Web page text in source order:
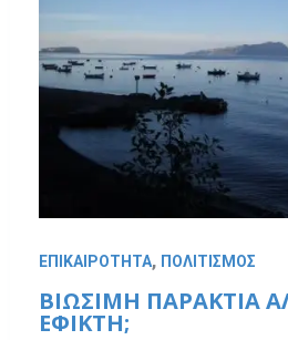
ΕΠΙΚΑΙΡΟΤΗΤΑ, ΠΟΛΙΤΙΣΜΟΣ
ΒΙΩΣΙΜΗ ΠΑΡΑΚΤΙΑ
ΕΦΙΚΤΗ;